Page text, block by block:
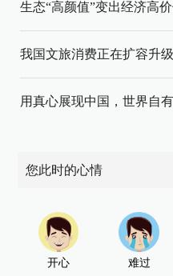
生态“高颜值”变出经济高
我国文旅消费正在扩容升级
用真心展现中国，世界自
您此时的心情
开心 难过